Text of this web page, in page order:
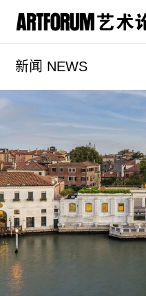
artguide
新闻
专栏
视频
ENGLISH
ART & EDUCATION
广告
订阅
新闻 NEWS